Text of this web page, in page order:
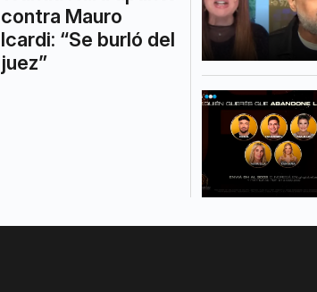
contra Mauro
Icardi: “Se burló del
juez”